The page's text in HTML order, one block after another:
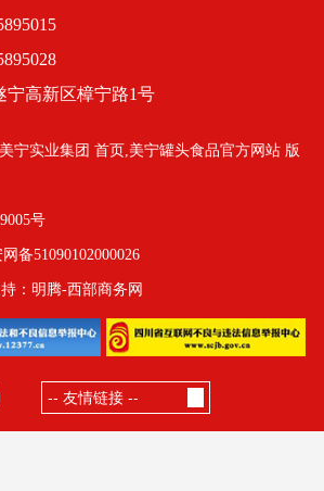
宁高新区樟宁路1号
宁实业集团 首页,美宁罐头食品官方网站 版
号
备51090102000026
：明腾-西部商务网
-- 友情链接 --